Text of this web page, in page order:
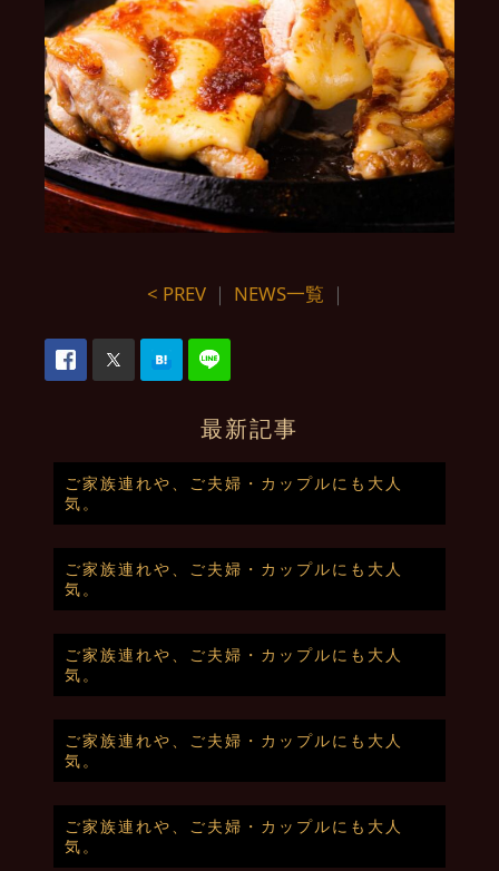
< PREV ｜ NEWS一覧 ｜
最新記事
ご家族連れや、ご夫婦・カップルにも大人
気。
ご家族連れや、ご夫婦・カップルにも大人
気。
ご家族連れや、ご夫婦・カップルにも大人
気。
ご家族連れや、ご夫婦・カップルにも大人
気。
ご家族連れや、ご夫婦・カップルにも大人
気。